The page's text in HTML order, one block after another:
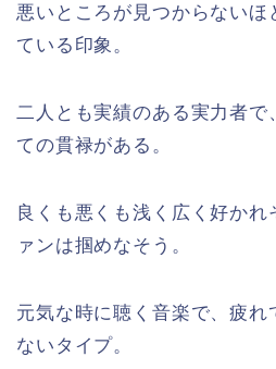
悪いところが見つからないほ
ている印象。
二人とも実績のある実力者で
ての貫禄がある。
良くも悪くも浅く広く好かれ
ァンは掴めなそう。
元気な時に聴く音楽で、疲れ
ないタイプ。